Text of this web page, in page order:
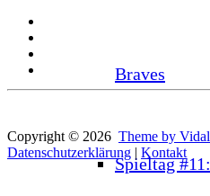
Braves
Spieltag
Copyright © 2026 Theme by
Datenschutzerklärung | Kontakt